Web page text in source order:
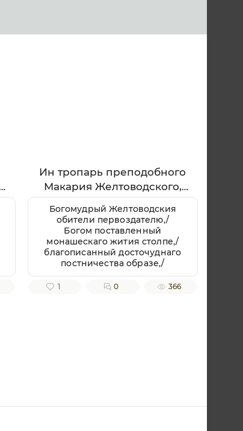
Ин тропарь преподобного
Макария Желтоводского,
Унженского
Богомудрый Желтоводския
обители первоздателю,/
Богом поставленный
монашескаго жития столпе,/
благописанный досточуднаго
постничества образе,/
Богозданный Духа Святаго
сосуде,/ златозарное Русския
1 0 366